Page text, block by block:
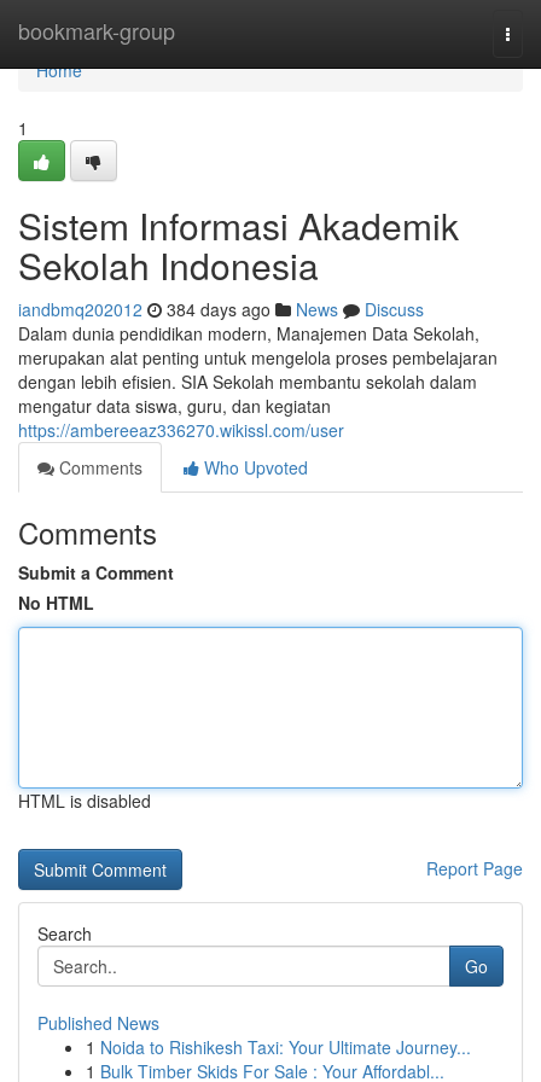
bookmark-group
Home
Home
1
Sistem Informasi Akademik
Sekolah Indonesia
iandbmq202012 384 days ago News
Discuss
Dalam dunia pendidikan modern, Manajemen Data Sekolah,
merupakan alat penting untuk mengelola proses pembelajaran
dengan lebih efisien. SIA Sekolah membantu sekolah dalam
mengatur data siswa, guru, dan kegiatan
https://ambereeaz336270.wikissl.com/user
Comments
Who Upvoted
Comments
Submit a Comment
No HTML
HTML is disabled
Report Page
Search
Go
Published News
1 Noida to Rishikesh Taxi: Your Ultimate Journey...
1 Bulk Timber Skids For Sale : Your Affordabl...